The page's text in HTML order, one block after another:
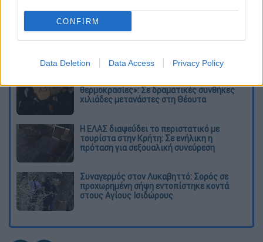
CONFIRM
Data Deletion Data Access Privacy Policy
Διαβάστε ακόμη
Kadebostany στο ethnos.gr: «Κάποτε
πίστευα ότι το να είσαι outsider ήταν
θερμοκρασίες»: Σε δραματικές συνθήκες
χιλιάδες μετανάστες στη Θέουτα
Η ΕΛΑΣ διαψεύδει το περιστατικό με
τουρίστα στην Κρήτη: Σε ενήλικη η
πρόταση για σεξουαλική συνεύρεση
Συναγερμός στον Λυκαβηττό: Σορός σε
προχωρημένη σήψη εντοπίστηκε κοντά
στους Αγίους Ισιδώρους